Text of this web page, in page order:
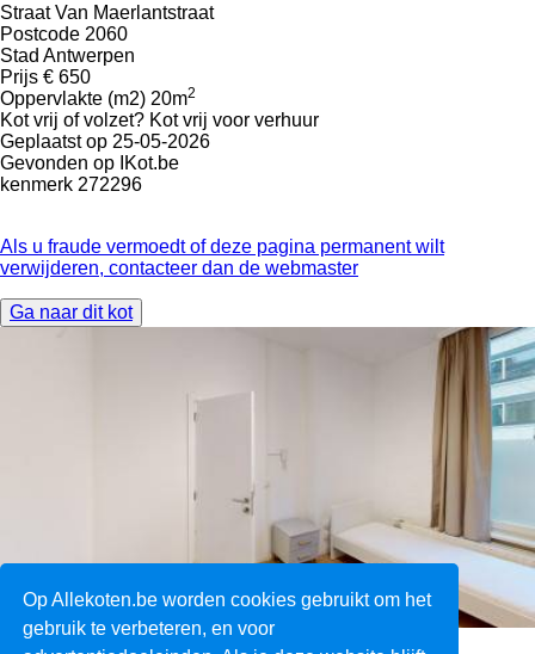
Op Allekoten.be worden cookies gebruikt om het
gebruik te verbeteren, en voor
StraatVan Maerlantstraat
Postcode 2060
Stad Antwerpen
Prijs € 650
Oppervlakte (m2) 20m2
Kot vrij of volzet? Kot vrij voor verhuur
Geplaatst op 25-05-2026
Gevonden op IKot.be
kenmerk 272296
Als u fraude vermoedt of deze pagina permanent wilt
verwijderen, contacteer dan de webmaster
Ga naar dit kot